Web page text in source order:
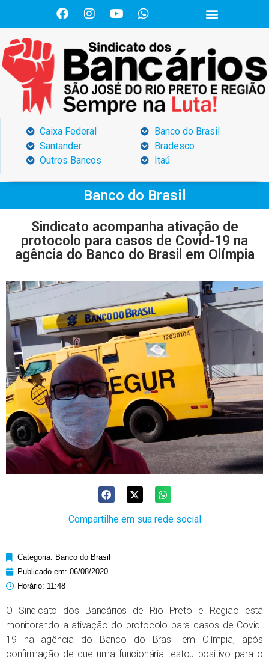
Caixa Federal
Santander
Outros Bancos
Banco do Brasil
Bradesco
Itaú
Banco do Brasil
Sindicato acompanha ativação de
protocolo para casos de Covid-19 na
agência do Banco do Brasil em Olímpia
Compartilhe em sua rede social
Categoria: Banco do Brasil
Publicado em: 06/08/2020
Horário: 11:48
O Sindicato dos Bancários de Rio Preto e Região está
monitorando a ativação do protocolo para casos de Covid-
19 na agência do Banco do Brasil em Olímpia, após
confirmação de que uma funcionária testou positivo para o